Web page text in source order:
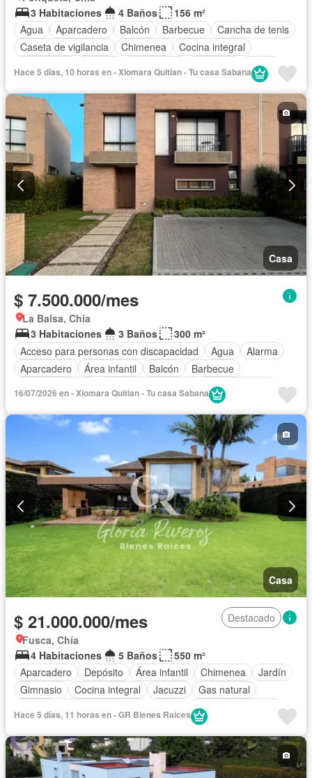
3 Habitaciones
4 Baños
156 m²
Agua
Aparcadero Balcón Barbecue
Cancha de tenis
Caseta de vigilancia
Chimenea
Cocina integral
Jardín
Seguridad privada
Permite mascotas
Permite niños Solo familias
Hace 5 días, 10 horas en - Xiomara Quitian - Tu casa Sabana
Casa
$ 7.500.000/mes
La Balsa, Chía
3 Habitaciones
3 Baños
300 m²
Acceso para personas con discapacidad
Agua
Alarma
Aparcadero
Área infantil Balcón
Barbecue
Cocina integral
Gimnasio
Jardín
Estudio Piscina Vigilante
Sauna
Seguridad privada
Tanque de agua
Terraza
Vista panorámica
Permite mascotas
Permite niños
Solo familias
16/07/2026 en - Xiomara Quitian - Tu casa Sabana
Casa
$ 21.000.000/mes
Destacado
Fusca, Chía
4 Habitaciones
5 Baños
550 m²
Aparcadero
Depósito Área infantil Chimenea
Jardín
Gimnasio
Cocina integral Jacuzzi
Gas natural
Seguridad privada
Cancha de tenis
Hace 5 días, 11 horas en - GR Bienes Raices